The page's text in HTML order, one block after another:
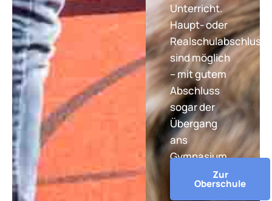
Unterricht.
Haupt- oder
Realschulabschluss
sind möglich
– mit gutem
Abschluss
sogar der
Übergang
ans
Gymnasium.
Zur
Oberschule